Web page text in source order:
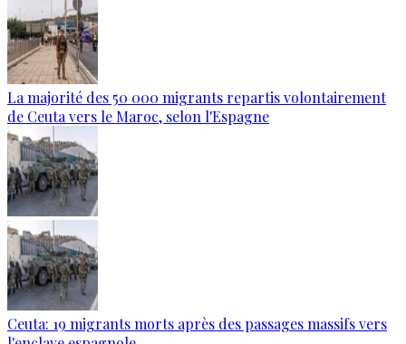
La majorité des 50 000 migrants repartis volontairement
de Ceuta vers le Maroc, selon l'Espagne
Ceuta: 19 migrants morts après des passages massifs vers